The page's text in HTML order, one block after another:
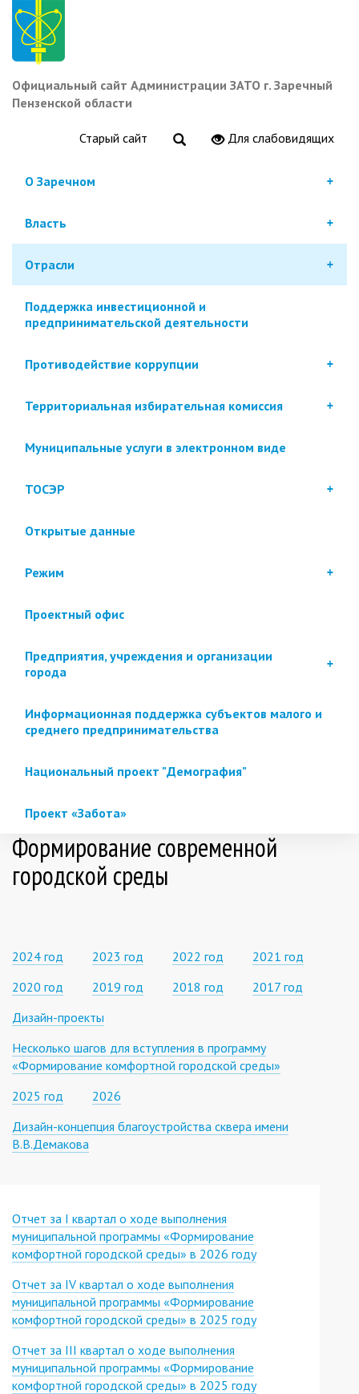
Перейти
основному
содержанию
Официальный сайт Администрации ЗАТО г. Заречный
Пензенской области
Старый сайт Для слабовидящих
О Заречном
Власть
Отрасли
Поддержка инвестиционной и
предпринимательской деятельности
Противодействие коррупции
Территориальная избирательная комиссия
Муниципальные услуги в электронном виде
ТОСЭР
Открытые данные
Режим
Проектный офис
Предприятия, учреждения и организации
города
Информационная поддержка субъектов малого и
среднего предпринимательства
Национальный проект "Демография"
Проект «Забота»
Формирование современной
городской среды
2024 год 2023 год 2022 год
2021 год
2020 год
2019 год 2018 год
2017 год
Дизайн-проекты
Несколько шагов для вступления в программу
«Формирование комфортной городской среды»
2025 год
2026
Дизайн-концепция благоустройства сквера имени
В.В.Демакова
Отчет за I квартал о ходе выполнения
муниципальной программы «Формирование
комфортной городской среды» в 2026 году
Отчет за IV квартал о ходе выполнения
муниципальной программы «Формирование
комфортной городской среды» в 2025 году
Отчет за III квартал о ходе выполнения
муниципальной программы «Формирование
комфортной городской среды» в 2025 году